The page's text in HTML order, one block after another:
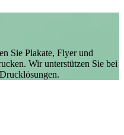
Sie Plakate, Flyer und
Wir unterstützen Sie bei